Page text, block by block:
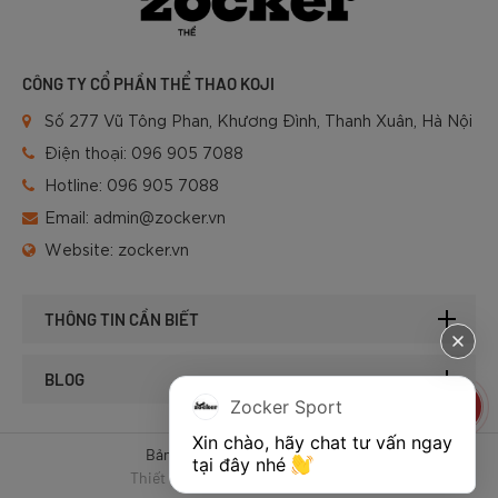
CÔNG TY CỔ PHẦN THỂ THAO KOJI
Số 277 Vũ Tông Phan, Khương Đình, Thanh Xuân, Hà Nội
Điện thoại: 096 905 7088
Hotline: 096 905 7088
Email: admin@zocker.vn
Website: zocker.vn
THÔNG TIN CẦN BIẾT
BLOG
Bản quyền © 2025 của Zocker.
Thiết kế website & SEO - Tất Thành
Zocker Sport
Xin chào, hãy chat tư vấn ngay
tại đây nhé